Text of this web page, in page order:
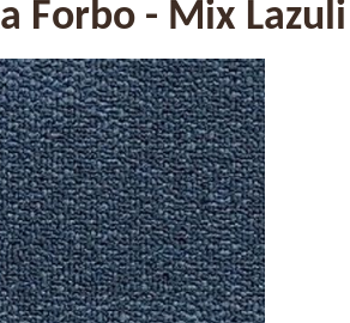
Forbo - Mix